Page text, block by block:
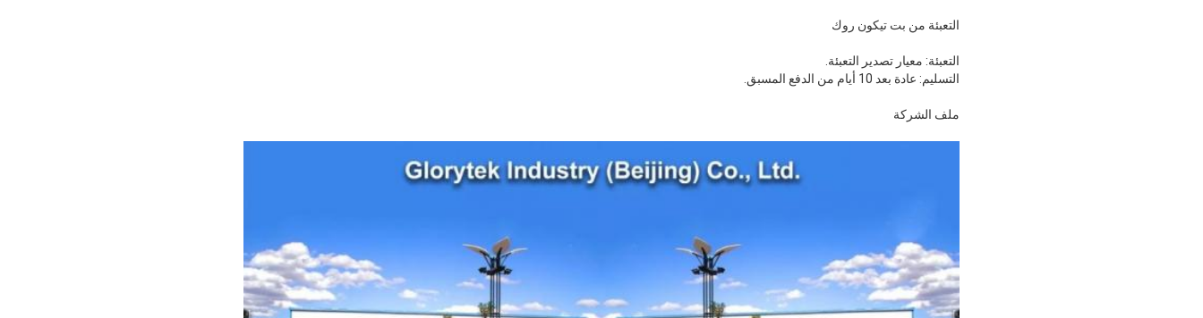
التعبئة من بت تيكون روك
التعبئة: معيار تصدير التعبئة.
التسليم: عادة بعد 10 أيام من الدفع المسبق.
ملف الشركة